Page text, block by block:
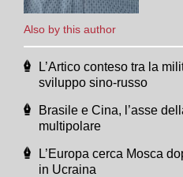
Also by this author
L’Artico conteso tra la
sviluppo sino-russo
Brasile e Cina, l’asse
multipolare
L’Europa cerca Mosca
in Ucraina